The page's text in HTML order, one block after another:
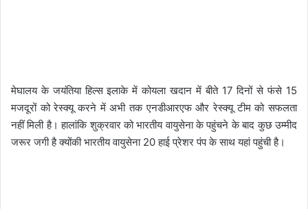
मेघालय के जयंतिया हिल्स इलाके में कोयला खदान में बीते 17 दिनों से फंसे 15
मजदूरों को रेस्क्यू करने में अभी तक एनडीआरएफ और रेस्क्यू टीम को सफलता
नहीं मिली है। हालांकि शुक्रवार को भारतीय वायुसेना के पहुंचने के बाद कुछ उम्मीद
जरूर जगी है क्योंकी भारतीय वायुसेना 20 हाई प्रेशर पंप के साथ यहां पहुंची है।